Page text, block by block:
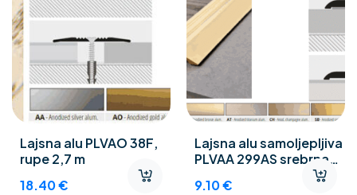
Lajsna alu PLVAO 38F,
rupe 2,7 m
18.40€
Lajsna alu samoljepljiva
PLVAA 299AS srebrna
9.10€